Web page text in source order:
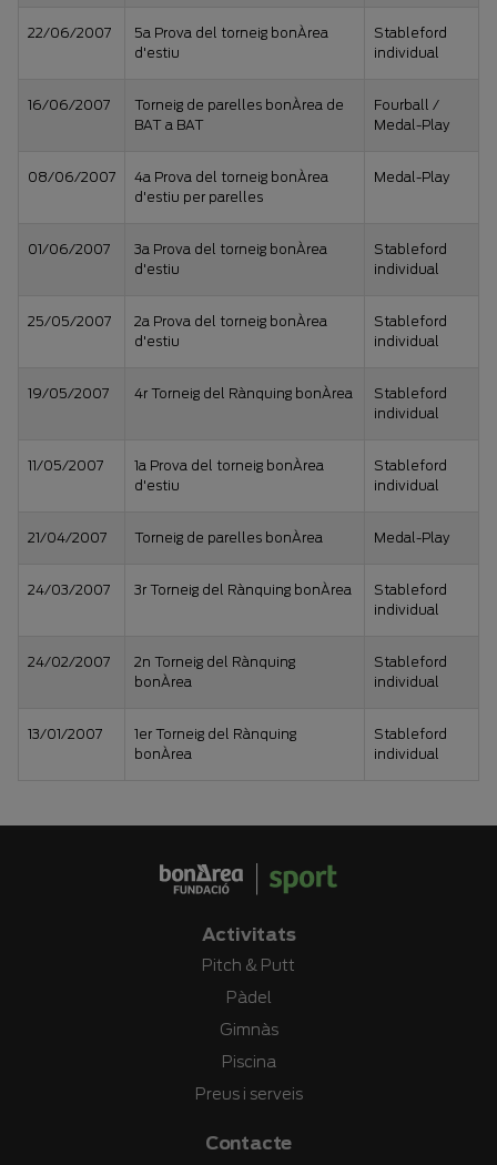
22/06/2007
5a Prova del torneig bonÀrea
d'estiu
Stableford
individual
16/06/2007
Torneig de parelles bonÀrea de
BAT a BAT
Fourball /
Medal-Play
08/06/2007
4a Prova del torneig bonÀrea
d'estiu per parelles
Medal-Play
01/06/2007
3a Prova del torneig bonÀrea
d'estiu
Stableford
individual
25/05/2007
2a Prova del torneig bonÀrea
d'estiu
Stableford
individual
19/05/2007 4r Torneig del Rànquing bonÀrea
Stableford
individual
11/05/2007
1a Prova del torneig bonÀrea
d'estiu
Stableford
individual
21/04/2007 Torneig de parelles bonÀrea Medal-Play
24/03/2007 3r Torneig del Rànquing bonÀrea
Stableford
individual
24/02/2007
2n Torneig del Rànquing
bonÀrea
Stableford
individual
13/01/2007
1er Torneig del Rànquing
bonÀrea
Stableford
individual
Activitats
Pitch & Putt
Pàdel
Gimnàs
Piscina
Preus i serveis
Contacte